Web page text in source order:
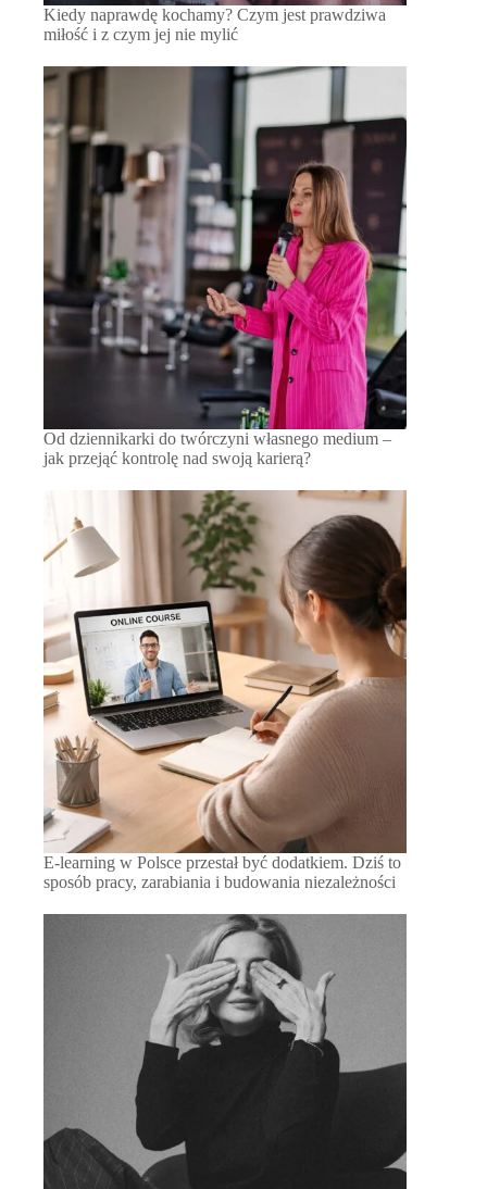
Kiedy naprawdę kochamy? Czym jest prawdziwa
miłość i z czym jej nie mylić
Od dziennikarki do twórczyni własnego medium –
jak przejąć kontrolę nad swoją karierą?
E-learning w Polsce przestał być dodatkiem. Dziś to
sposób pracy, zarabiania i budowania niezależności